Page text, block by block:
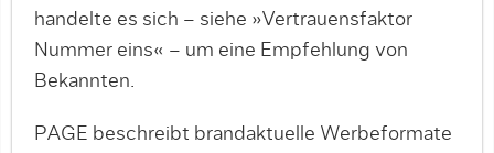
handelte es sich – siehe »Vertrauensfaktor
Nummer eins« – um eine Empfehlung von
Bekannten.
PAGE beschreibt brandaktuelle Werbeformate